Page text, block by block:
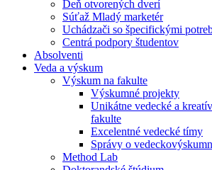
Deň otvorených dverí
Súťaž Mladý marketér
Uchádzači so špecifickými
Centrá podpory študentov
Absolventi
Veda a výskum
Výskum na fakulte
Výskumné projekty
Unikátne vedecké a
fakulte
Excelentné vedecké tímy
Správy o
Method Lab